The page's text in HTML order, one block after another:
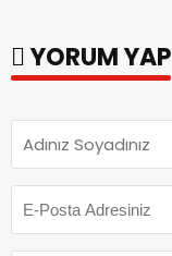
YORUM YAP